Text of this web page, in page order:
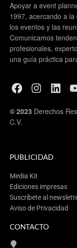
Apoyar a event
1997, acercando a
los eventos y las
Comunicamos
profesionales,
una guía práctica
© 2023 Derechos
C.V.
PUBLICIDAD
Media Kit
Ediciones impresas
Suscríbete al
Aviso de Privacidad
CONTACTO